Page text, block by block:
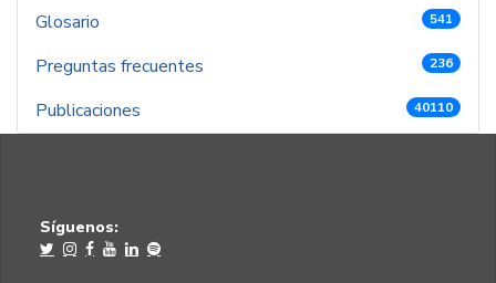
Glosario 541
Preguntas frecuentes 236
Publicaciones 40110
Síguenos: